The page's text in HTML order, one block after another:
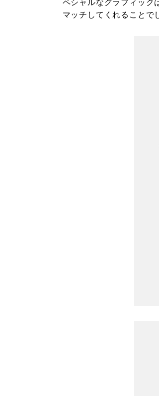
ペシャルなグラフィック
マッチしてくれることで